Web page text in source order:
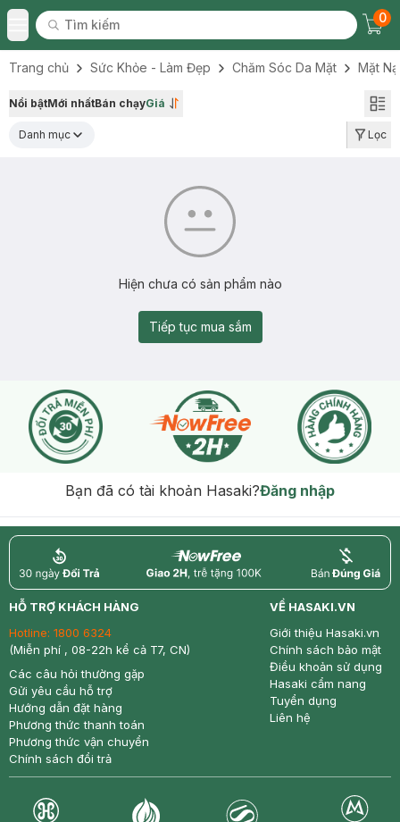
Toggle Menu
Tìm kiếm
Tìm kiếm
0
Trang chủ Sức Khỏe - Làm Đẹp Chăm Sóc Da Mặt Mặt Nạ
Nổi bậtMới nhấtBán chạyGiá
Danh mục Lọc
Hiện chưa có sản phẩm nào
Tiếp tục mua sắm
Bạn đã có tài khoản Hasaki?Đăng nhập
return nowfree price
HỖ TRỢ KHÁCH HÀNG
Hotline: 1800 6324
(Miễn phí , 08-22h kể cả T7, CN)
Các câu hỏi thường gặp
Gửi yêu cầu hỗ trợ
Hướng dẫn đặt hàng
Phương thức thanh toán
Phương thức vận chuyển
Chính sách đổi trả
VỀ HASAKI.VN
Giới thiệu Hasaki.vn
Chính sách bảo mật
Điều khoản sử dụng
Hasaki cẩm nang
Tuyển dụng
Liên hệ